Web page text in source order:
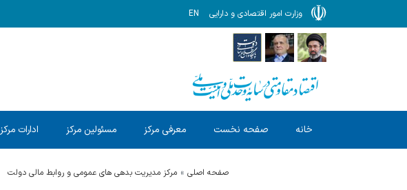
وزارت امور اقتصادی و دارایی EN
خانه صفحه نخست معرفی مرکز مسئولین مرکز ادارات مرکز
صفحه اصلی مرکز مدیریت بدهی های عمومی و روابط مالی دولت